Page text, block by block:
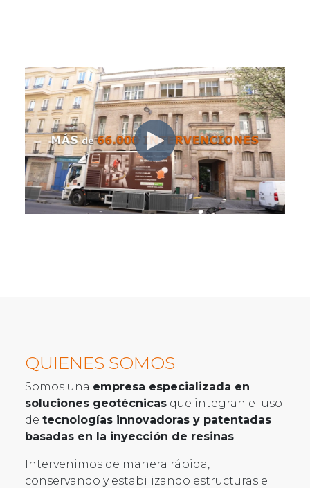
QUIENES SOMOS
Somos una empresa especializada en
soluciones geotécnicas que integran el uso
de tecnologías innovadoras y patentadas
basadas en la inyección de resinas.
Intervenimos de manera rápida,
conservando y estabilizando estructuras e